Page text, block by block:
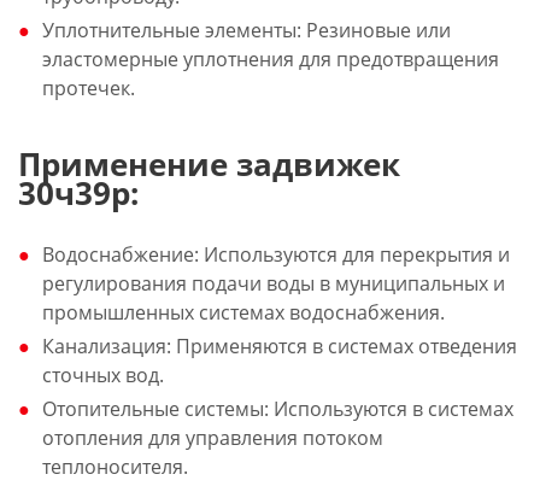
Уплотнительные элементы: Резиновые или
эластомерные уплотнения для предотвращения
протечек.
Применение задвижек
30ч39р:
Водоснабжение: Используются для перекрытия и
регулирования подачи воды в муниципальных и
промышленных системах водоснабжения.
Канализация: Применяются в системах отведения
сточных вод.
Отопительные системы: Используются в системах
отопления для управления потоком
теплоносителя.